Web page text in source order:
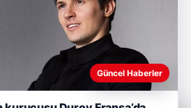
Güncel Haberler